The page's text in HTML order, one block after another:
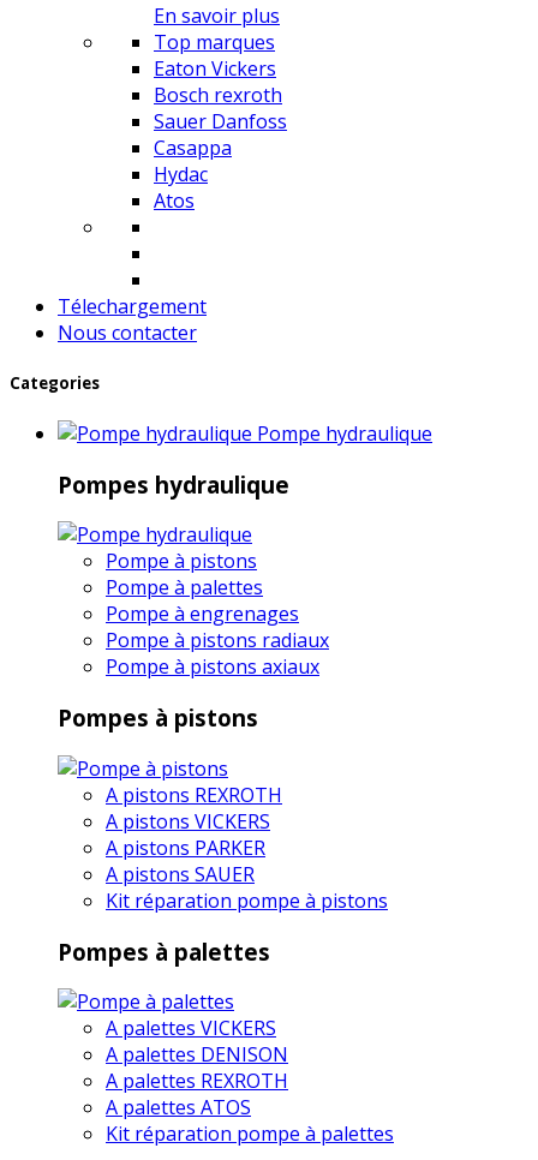
En savoir plus
Top marques
Eaton Vickers
Bosch rexroth
Sauer Danfoss
Casappa
Hydac
Atos
Télechargement
Nous contacter
Categories
Pompe hydraulique
Pompes hydraulique
Pompe à pistons
Pompe à palettes
Pompe à engrenages
Pompe à pistons radiaux
Pompe à pistons axiaux
Pompes à pistons
A pistons REXROTH
A pistons VICKERS
A pistons PARKER
A pistons SAUER
Kit réparation pompe à pistons
Pompes à palettes
A palettes VICKERS
A palettes DENISON
A palettes REXROTH
A palettes ATOS
Kit réparation pompe à palettes